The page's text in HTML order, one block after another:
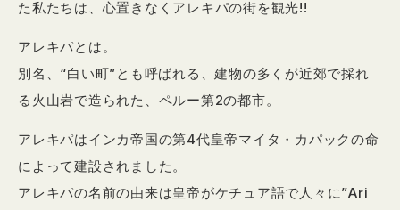
た私たちは、心置きなくアレキパの街を観光!!
アレキパとは。
別名、“白い町”とも呼ばれる、建物の多くが近郊で採れ
る火山岩で造られた、ペルー第2の都市。
アレキパはインカ帝国の第4代皇帝マイタ・カパックの命
によって建設されました。
アレキパの名前の由来は皇帝がケチュア語で人々に”Ari